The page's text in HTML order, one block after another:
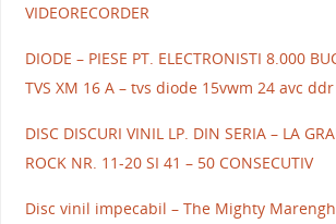
VIDEORECORDER
DIODE – PIESE PT. ELECTRONISTI 8.000
TVS XM 16 A – tvs diode 15vwm 24 avc
DISC DISCURI VINIL LP. DIN SERIA – LA
ROCK NR. 11-20 SI 41 – 50 CONSECUTIV
Disc vinil impecabil – The Mighty